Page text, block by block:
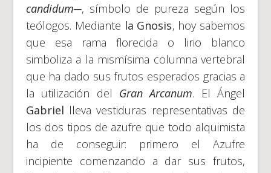
candidum─, símbolo de pureza según los
teólogos. Mediante la Gnosis, hoy sabemos
que esa rama florecida o lirio blanco
simboliza a la mismísima columna vertebral
que ha dado sus frutos esperados gracias a
la utilización del Gran Arcanum. El Ángel
Gabriel lleva vestiduras representativas de
los dos tipos de azufre que todo alquimista
ha de conseguir: primero el Azufre
incipiente comenzando a dar sus frutos,